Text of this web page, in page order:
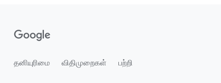
தனியுரிமை விதிமுறைகள் பற்றி